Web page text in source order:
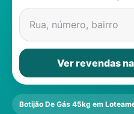
Rua, número, bairro
Ver revendas
Botijão De Gás 45kg em